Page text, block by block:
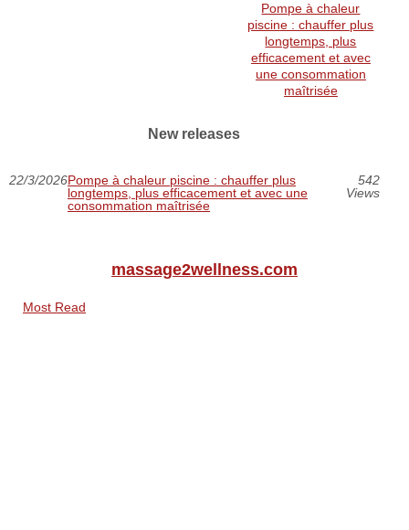
Pompe à chaleur
piscine : chauffer plus
longtemps, plus
efficacement et avec
une consommation
maîtrisée
New releases
22/3/2026Pompe à chaleur piscine : chauffer plus
longtemps, plus efficacement et avec une
consommation maîtrisée
542
Views
massage2wellness.com
Most Read